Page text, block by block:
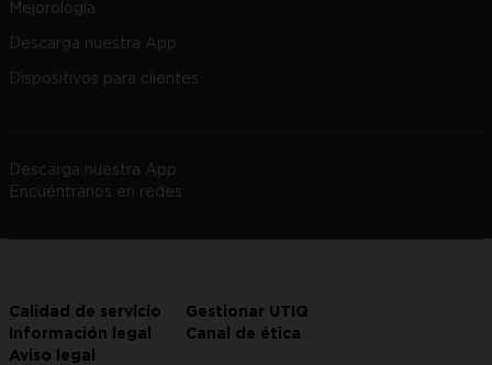
Mejorología
Descarga nuestra App
Dispositivos para clientes
Descarga nuestra App
Encuéntranos en redes
Calidad de servicio
Información legal
Aviso legal
Gestionar UTIQ
Canal de ética